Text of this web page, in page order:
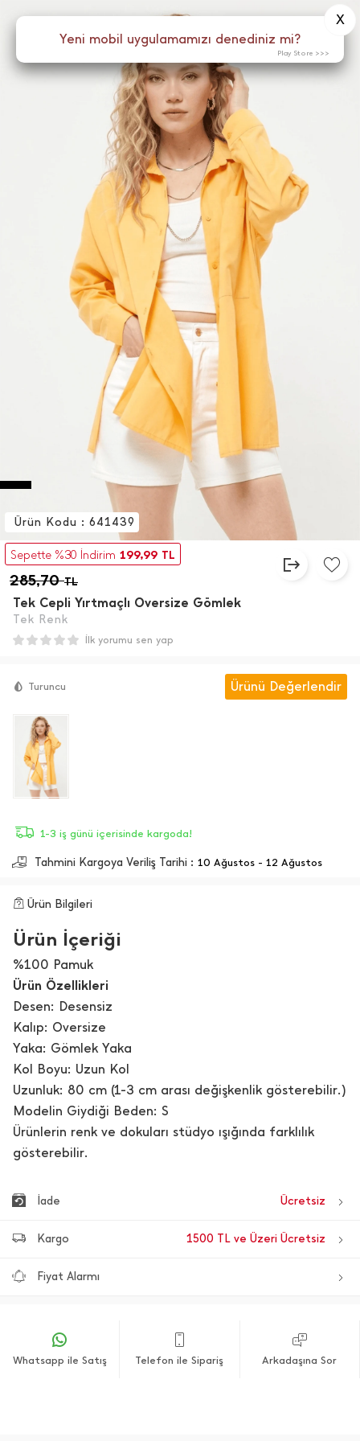
Menü
Sepette %30 İndirim 199,99 TL
285,70TL
Tek Cepli Yırtmaçlı Oversize Gömlek
Tek Renk
Ürün Kodu : 641439
İlk yorumu sen yap
Turuncu Ürünü Değerlendir
1-3 iş günü içerisinde kargoda!
Tahmini Kargoya Veriliş Tarihi : 10 Ağustos - 12 Ağustos
Ürün Bilgileri
Ürün İçeriği
%100 Pamuk
Ürün Özellikleri
Desen: Desensiz
Kalıp: Oversize
Yaka: Gömlek Yaka
Kol Boyu: Uzun Kol
Uzunluk: 80 cm (1-3 cm arası değişkenlik gösterebilir.)
Modelin Giydiği Beden: S
Ürünlerin renk ve dokuları stüdyo ışığında farklılık
gösterebilir.
İade Ücretsiz
Kargo 1500 TL ve Üzeri Ücretsiz
Fiyat Alarmı
Whatsapp ile Satış Telefon ile Sipariş Arkadaşına Sor
Yeni mobil uygulamamızı denediniz mi?
X
Play Store >>>